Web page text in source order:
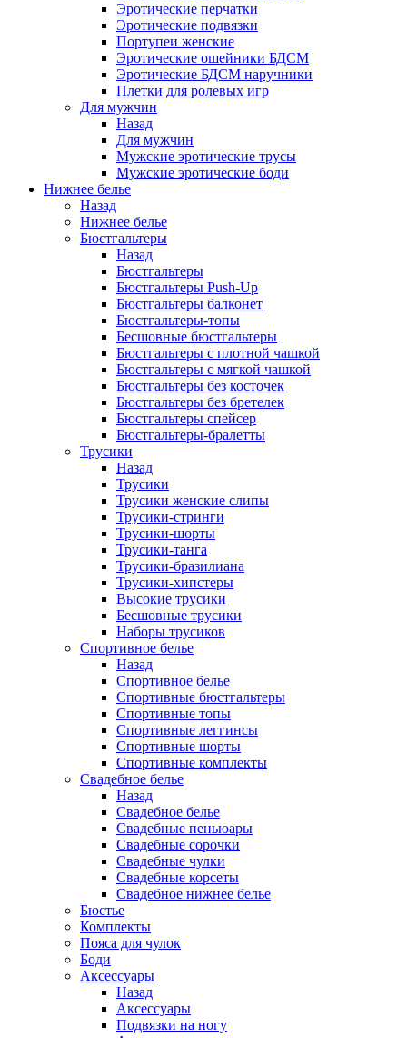
Эротические перчатки
Эротические подвязки
Портупеи женские
Эротические ошейники БДСМ
Эротические БДСМ наручники
Плетки для ролевых игр
Для мужчин
Назад
Для мужчин
Мужские эротические трусы
Мужские эротические боди
Нижнее белье
Назад
Нижнее белье
Бюстгальтеры
Назад
Бюстгальтеры
Бюстгальтеры Push-Up
Бюстгальтеры балконет
Бюстгальтеры-топы
Бесшовные бюстгальтеры
Бюстгальтеры с плотной чашкой
Бюстгальтеры с мягкой чашкой
Бюстгальтеры без косточек
Бюстгальтеры без бретелек
Бюстгальтеры спейсер
Бюстгальтеры-бралетты
Трусики
Назад
Трусики
Трусики женские слипы
Трусики-стринги
Трусики-шорты
Трусики-танга
Трусики-бразилиана
Трусики-хипстеры
Высокие трусики
Бесшовные трусики
Наборы трусиков
Спортивное белье
Назад
Спортивное белье
Спортивные бюстгальтеры
Спортивные топы
Спортивные леггинсы
Спортивные шорты
Спортивные комплекты
Свадебное белье
Назад
Свадебное белье
Свадебные пеньюары
Свадебные сорочки
Свадебные чулки
Свадебные корсеты
Свадебное нижнее белье
Бюстье
Комплекты
Пояса для чулок
Боди
Аксессуары
Назад
Аксессуары
Подвязки на ногу